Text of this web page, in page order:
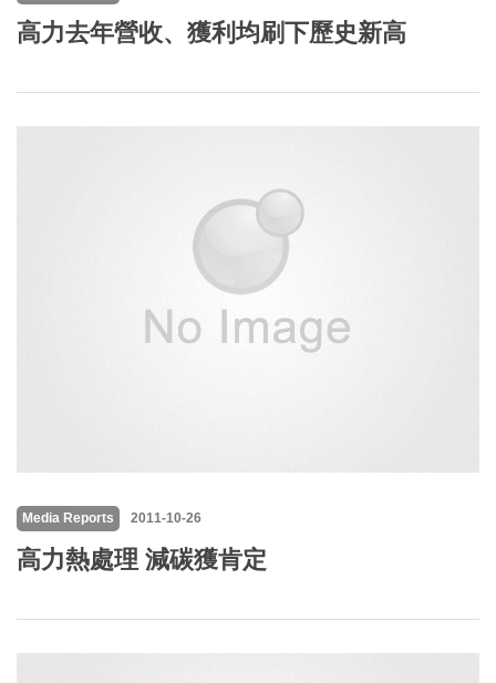
高力去年營收、獲利均刷下歷史新高
Media Reports 2011-10-26
高力熱處理 減碳獲肯定